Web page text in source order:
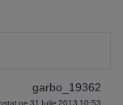
garbo_19362